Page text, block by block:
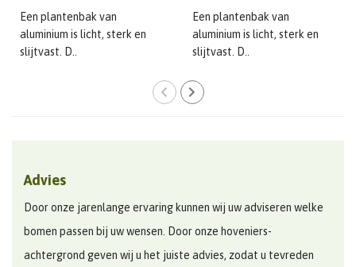
Een plantenbak van
aluminium is licht, sterk en
slijtvast. D..
Een plantenbak van
aluminium is licht, sterk en
slijtvast. D..
Advies
Door onze jarenlange ervaring kunnen wij uw adviseren welke
bomen passen bij uw wensen. Door onze hoveniers-
achtergrond geven wij u het juiste advies, zodat u tevreden